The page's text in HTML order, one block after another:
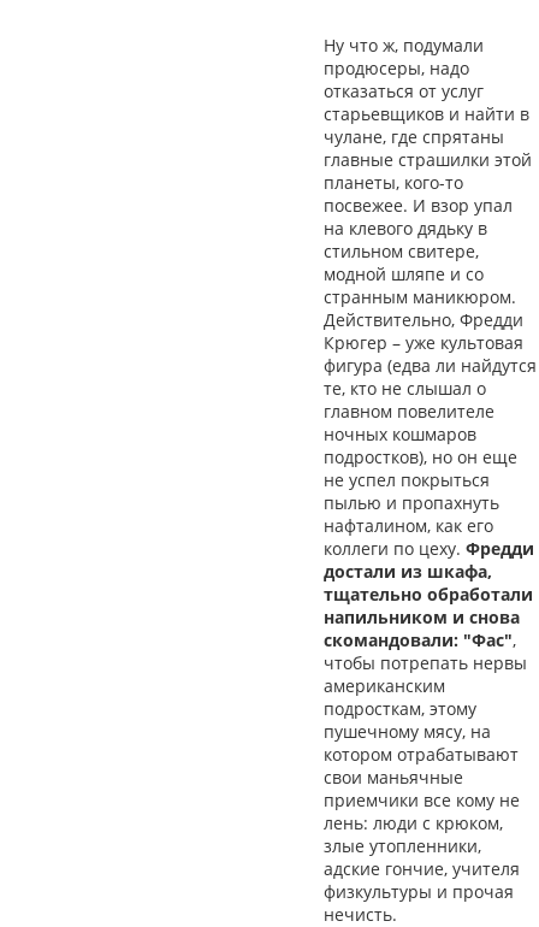
Ну что ж, подумали
продюсеры, надо
отказаться от услуг
старьевщиков и найти в
чулане, где спрятаны
главные страшилки этой
планеты, кого-то
посвежее. И взор упал
на клевого дядьку в
стильном свитере,
модной шляпе и со
странным маникюром.
Действительно, Фредди
Крюгер – уже культовая
фигура (едва ли найдутся
те, кто не слышал о
главном повелителе
ночных кошмаров
подростков), но он еще
не успел покрыться
пылью и пропахнуть
нафталином, как его
коллеги по цеху. Фредди
достали из шкафа,
тщательно обработали
напильником и снова
скомандовали: "Фас",
чтобы потрепать нервы
американским
подросткам, этому
пушечному мясу, на
котором отрабатывают
свои маньячные
приемчики все кому не
лень: люди с крюком,
злые утопленники,
адские гончие, учителя
физкультуры и прочая
нечисть.